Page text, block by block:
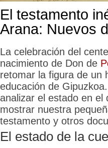
El testamento
Arana: Nuevos
La celebración del
nacimiento de Don de
retomar la figura de un
educación de
analizar el estado en
mostrar nuestra
testamento y otros
El estado de la